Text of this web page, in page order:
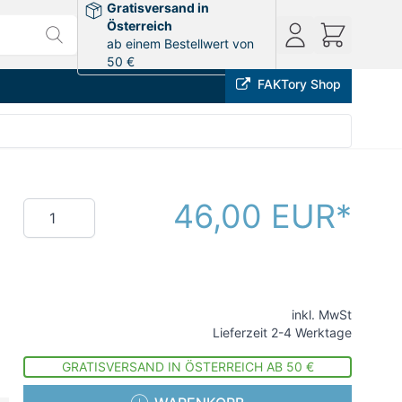
Gratisversand in
Österreich
ab einem Bestellwert von
50 €
FAKTory Shop
Menge 46,00 EUR
inkl. MwSt
Lieferzeit 2-4 Werktage
GRATISVERSAND IN ÖSTERREICH AB 50 €